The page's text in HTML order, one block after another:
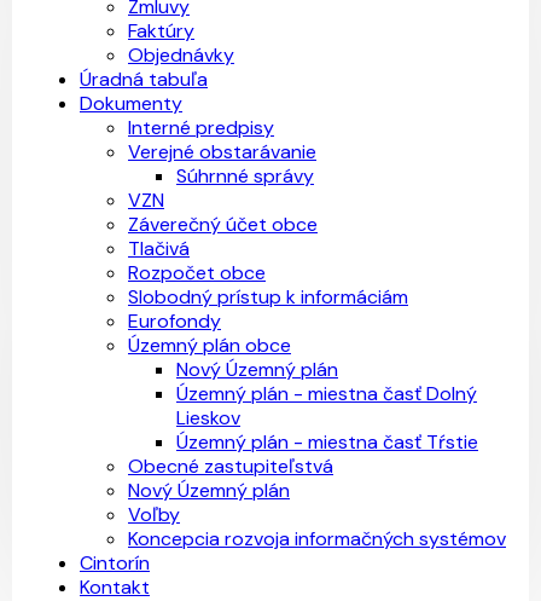
Zmluvy
Faktúry
Objednávky
Úradná tabuľa
Dokumenty
Interné predpisy
Verejné obstarávanie
Súhrnné správy
VZN
Záverečný účet obce
Tlačivá
Rozpočet obce
Slobodný prístup k informáciám
Eurofondy
Územný plán obce
Nový Územný plán
Územný plán - miestna časť Dolný
Lieskov
Územný plán - miestna časť Tŕstie
Obecné zastupiteľstvá
Nový Územný plán
Voľby
Koncepcia rozvoja informačných systémov
Cintorín
Kontakt